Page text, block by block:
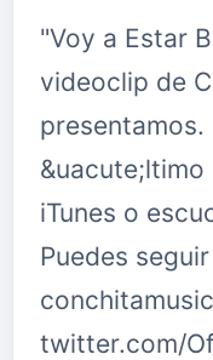
"Voy a Estar
videoclip de
presentamos.
iTunes o
Puedes
twitter.com/